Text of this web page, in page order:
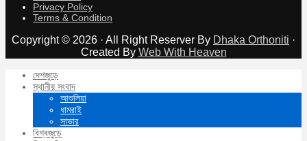
Privacy Policy
Terms & Condition
Copyright © 2026 · All Right Reserver By Dhaka Orthoniti ·
Created By Web With Heaven
দেশজুড়ে
স্থানীয় সংবাদ
আশুলিয়া
ধামরাই
সাভার
বিশ্বজুড়ে